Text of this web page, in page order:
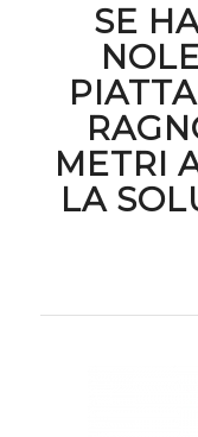
SE
METRI
LA